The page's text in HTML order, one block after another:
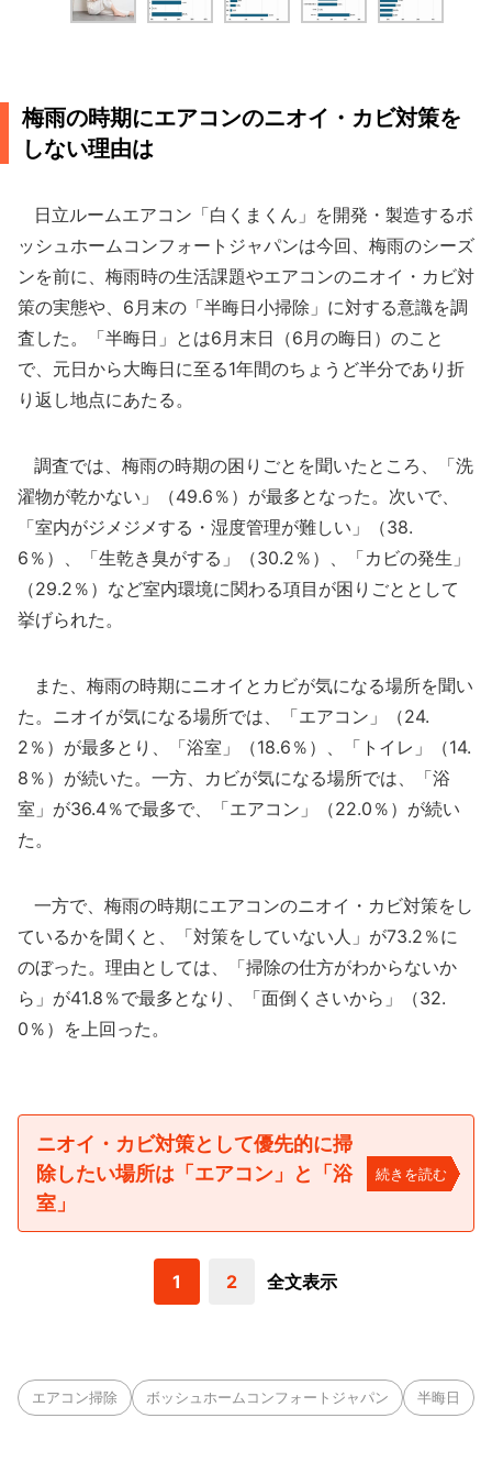
梅雨の時期にエアコンのニオイ・カビ対策を
しない理由は
日立ルームエアコン「白くまくん」を開発・製造するボ
ッシュホームコンフォートジャパンは今回、梅雨のシーズ
ンを前に、梅雨時の生活課題やエアコンのニオイ・カビ対
策の実態や、6月末の「半晦日小掃除」に対する意識を調
査した。「半晦日」とは6月末日（6月の晦日）のこと
で、元日から大晦日に至る1年間のちょうど半分であり折
り返し地点にあたる。
調査では、梅雨の時期の困りごとを聞いたところ、「洗
濯物が乾かない」（49.6％）が最多となった。次いで、
「室内がジメジメする・湿度管理が難しい」（38.
6％）、「生乾き臭がする」（30.2％）、「カビの発生」
（29.2％）など室内環境に関わる項目が困りごととして
挙げられた。
また、梅雨の時期にニオイとカビが気になる場所を聞い
た。ニオイが気になる場所では、「エアコン」（24.
2％）が最多とり、「浴室」（18.6％）、「トイレ」（14.
8％）が続いた。一方、カビが気になる場所では、「浴
室」が36.4％で最多で、「エアコン」（22.0％）が続い
た。
一方で、梅雨の時期にエアコンのニオイ・カビ対策をし
ているかを聞くと、「対策をしていない人」が73.2％に
のぼった。理由としては、「掃除の仕方がわからないか
ら」が41.8％で最多となり、「面倒くさいから」（32.
0％）を上回った。
ニオイ・カビ対策として優先的に掃
除したい場所は「エアコン」と「浴
室」
続きを読む
1 2 全文表示
エアコン掃除 ボッシュホームコンフォートジャパン 半晦日